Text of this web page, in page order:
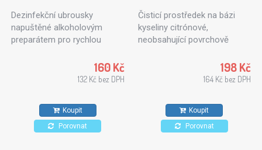
Dezinfekční ubrousky
napuštěné alkoholovým
preparátem pro rychlou
utěrky vhodné pro použití v
potravinářském průmyslu,
povrchů odolných proti
působení alkoholů.
160 Kč
132 Kč bez DPH
Koupit
Porovnat
Čisticí prostředek na bázi
kyseliny citrónové,
neobsahující povrchově
ošetřování textilních ploch
nebo čalouněného nábytku.
198 Kč
164 Kč bez DPH
Koupit
Porovnat